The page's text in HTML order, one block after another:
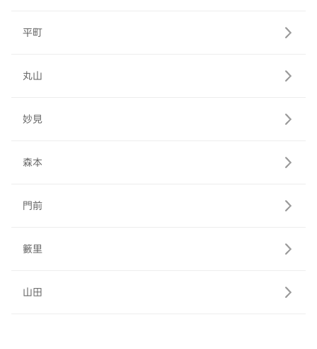
平町
丸山
妙見
森本
門前
籔里
山田